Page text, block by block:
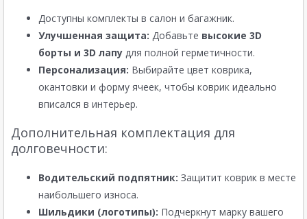
Доступны комплекты в салон и багажник.
Улучшенная защита: Добавьте высокие 3D
борты и 3D лапу для полной герметичности.
Персонализация: Выбирайте цвет коврика,
окантовки и форму ячеек, чтобы коврик идеально
вписался в интерьер.
Дополнительная комплектация для
долговечности:
Водительский подпятник: Защитит коврик в месте
наибольшего износа.
Шильдики (логотипы): Подчеркнут марку вашего